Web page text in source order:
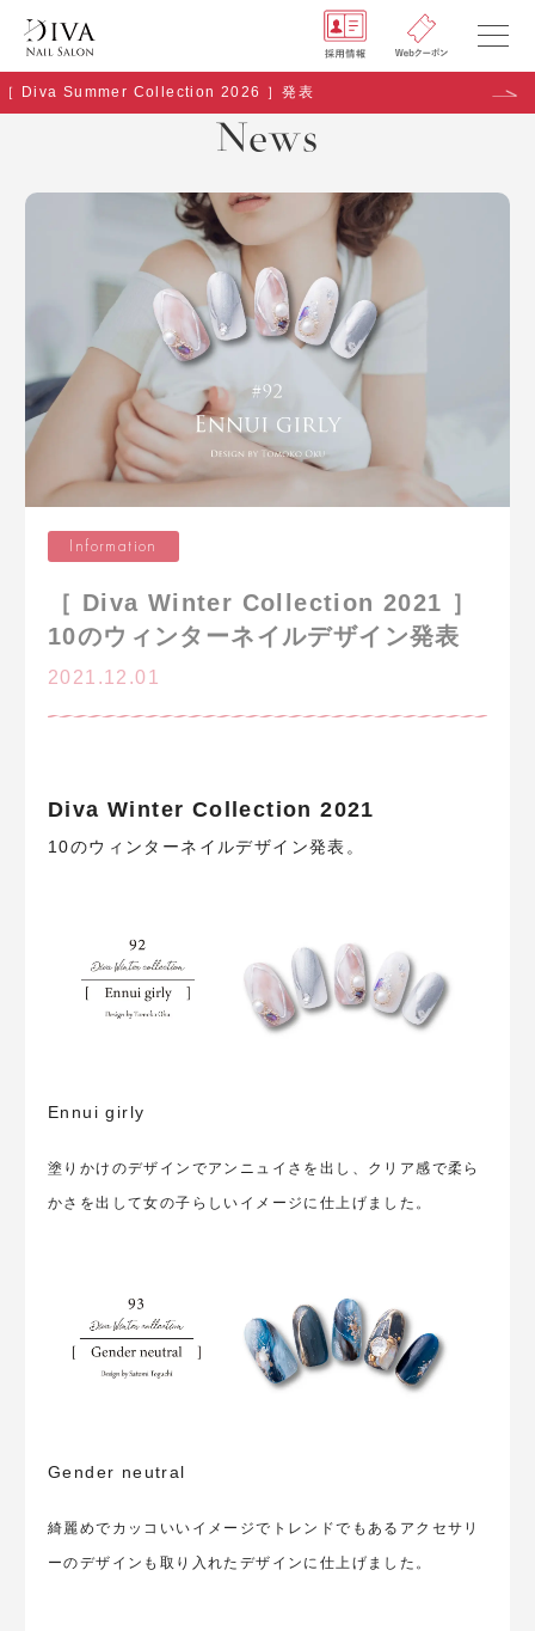
NEWS
GALLERY
［ Diva Summer Collection 2026 ］発表
News
Information
［ Diva Winter Collection 2021 ］
10のウィンターネイルデザイン発表
2021.12.01
Diva Winter Collection 2021
10のウィンターネイルデザイン発表。
Ennui girly
塗りかけのデザインでアンニュイさを出し、クリア感で柔ら
かさを出して女の子らしいイメージに仕上げました。
Gender neutral
綺麗めでカッコいいイメージでトレンドでもあるアクセサリ
ーのデザインも取り入れたデザインに仕上げました。